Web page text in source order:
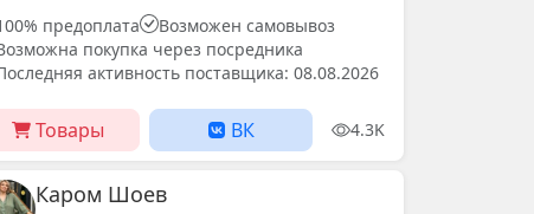
предоплата
Возможен самовывоз
покупка через посредника
активность поставщика: 08.08.2026
Товары ВК 4.3K
Каром Шоев